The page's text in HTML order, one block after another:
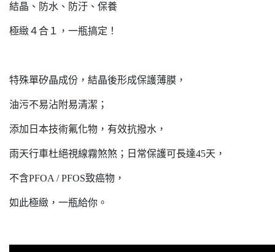
結晶、防水、防汙、保養
極緻４合１，一瓶搞定！
特殊單矽晶成份，結晶後形成保護薄膜，
油污不易沾附易清潔；
添加日本技術氟化物，有效抗撥水，
雨天行車杜絕視線霧煞煞；日常保護可長達45天，
不含PFOA / PFOS致癌物，
如此極緻，一瓶給你。